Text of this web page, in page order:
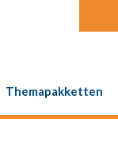
Themapakketten